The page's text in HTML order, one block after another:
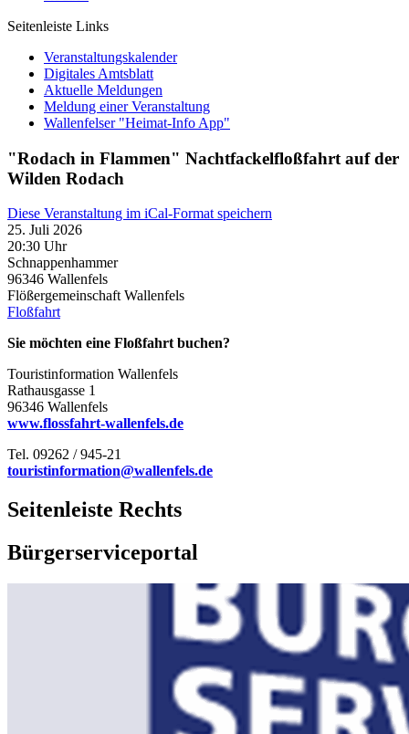
Seitenleiste Links
Veranstaltungskalender
Digitales Amtsblatt
Aktuelle Meldungen
Meldung einer Veranstaltung
Wallenfelser "Heimat-Info App"
"Rodach in Flammen" Nachtfackelfloßfahrt auf der
Wilden Rodach
Diese Veranstaltung im iCal-Format speichern
25. Juli 2026
20:30 Uhr
Schnappenhammer
96346 Wallenfels
Flößergemeinschaft Wallenfels
Floßfahrt
Sie möchten eine Floßfahrt buchen?
Touristinformation Wallenfels
Rathausgasse 1
96346 Wallenfels
www.flossfahrt-wallenfels.de
Tel. 09262 / 945-21
touristinformation@wallenfels.de
Seitenleiste Rechts
Bürgerserviceportal